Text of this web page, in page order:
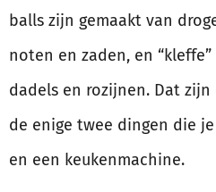
balls zijn gemaakt van
noten en zaden, en
dadels en rozijnen. Dat
de enige twee dingen die
en een keukenmachine.